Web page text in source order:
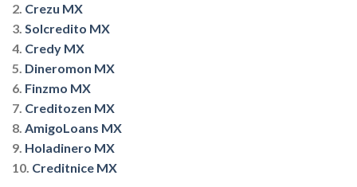
2. Crezu MX
3. Solcredito MX
4. Credy MX
5. Dineromon MX
6. Finzmo MX
7. Creditozen MX
8. AmigoLoans MX
9. Holadinero MX
10. Creditnice MX